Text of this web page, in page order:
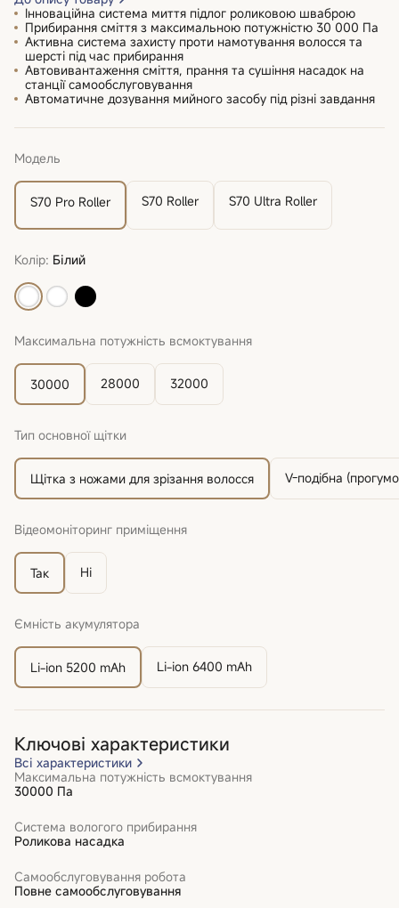
Інноваційна система миття підлог роликовою шваброю
Прибирання сміття з максимальною потужністю 30 000 Па
Активна система захисту проти намотування волосся та
шерсті під час прибирання
Автовивантаження сміття, прання та сушіння насадок на
станції самообслуговування
Автоматичне дозування мийного засобу під різні завдання
Модель
S70 Pro Roller S70 Roller S70 Ultra Roller
Колір: Білий
Максимальна потужність всмоктування
30000 28000 32000
Тип основної щітки
Щітка з ножами для зрізання волосся V-подібна
Відеомоніторинг приміщення
Так Ні
Ємність акумулятора
Li-ion 5200 mAh Li-ion 6400 mAh
Ключові характеристики
Всі характеристики
Максимальна потужність всмоктування
30000 Па
Система вологого прибирання
Роликова насадка
Самообслуговування робота
Повне самообслуговування